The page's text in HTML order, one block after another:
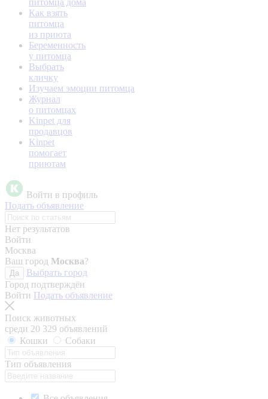
питомца дома
Как взять
питомца
из приюта
Беременность
у питомца
Выбрать
кличку
Изучаем эмоции питомца
Журнал
о питомцах
Kinpet для
продавцов
Kinpet
помогает
приютам
Войти в профиль
Подать объявление
Нет результатов
Войти
Москва
Ваш город Москва?
Да
Выбрать город
Город подтверждён
Войти Подать объявление
Поиск животных
среди 20 329 объявлений
Кошки
Собаки
Тип объявления